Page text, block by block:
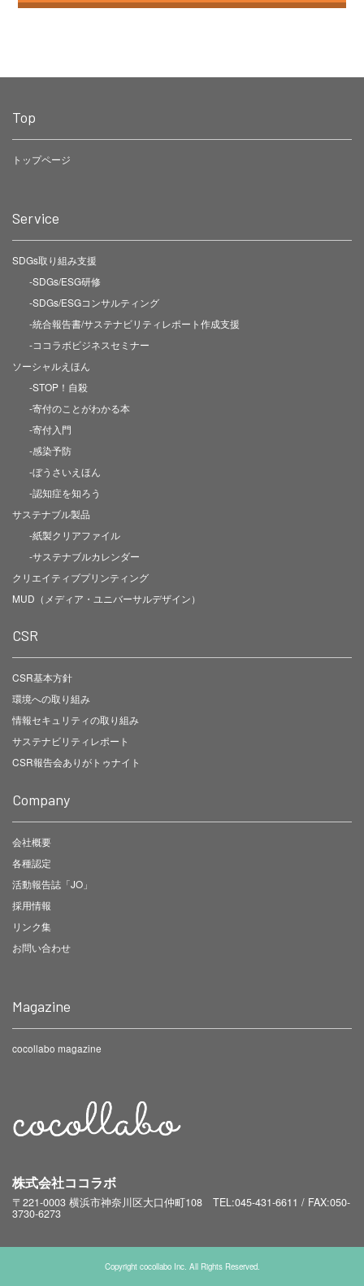
Top
トップページ
Service
SDGs取り組み支援
-SDGs/ESG研修
-SDGs/ESGコンサルティング
-統合報告書/サステナビリティレポート作成支援
-ココラボビジネスセミナー
ソーシャルえほん
-STOP！自殺
-寄付のことがわかる本
-寄付入門
-感染予防
-ぼうさいえほん
-認知症を知ろう
サステナブル製品
-紙製クリアファイル
-サステナブルカレンダー
クリエイティブプリンティング
MUD（メディア・ユニバーサルデザイン）
CSR
CSR基本方針
環境への取り組み
情報セキュリティの取り組み
サステナビリティレポート
CSR報告会ありがトゥナイト
Company
会社概要
各種認定
活動報告誌「JO」
採用情報
リンク集
お問い合わせ
Magazine
cocollabo magazine
株式会社ココラボ
〒221-0003 横浜市神奈川区大口仲町108 TEL:045-431-6611 / FAX:050-
3730-6273
Copyright cocollabo Inc. All Rights Reserved.